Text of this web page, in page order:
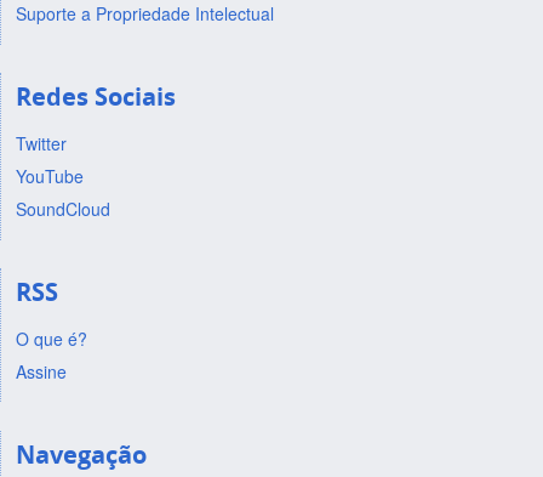
Suporte a Propriedade Intelectual
Redes Sociais
Twitter
YouTube
SoundCloud
RSS
O que é?
Assine
Navegação